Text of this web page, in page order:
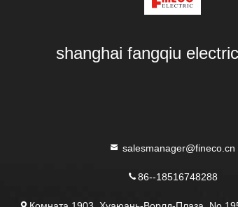
shanghai fangqiu
salesmanager@fineco.cn
86--18516748288